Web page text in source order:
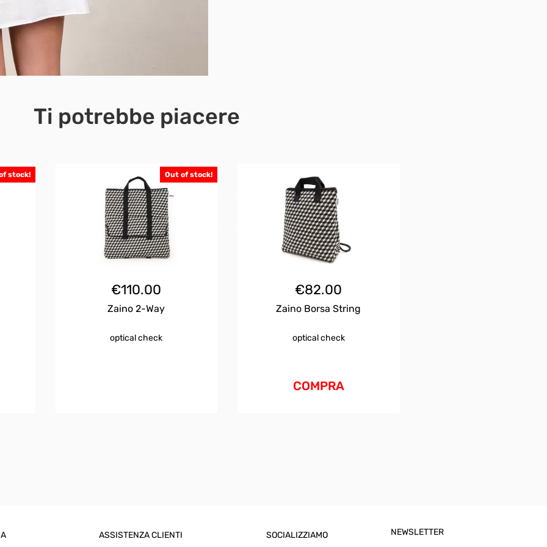
Ti potrebbe piacere
stock! Out of stock!
€110.00
Zaino 2-Way
optical check
€82.00
Zaino Borsa String
optical check
COMPRA
ASSISTENZA CLIENTI SOCIALIZZIAMO
NEWSLETTER